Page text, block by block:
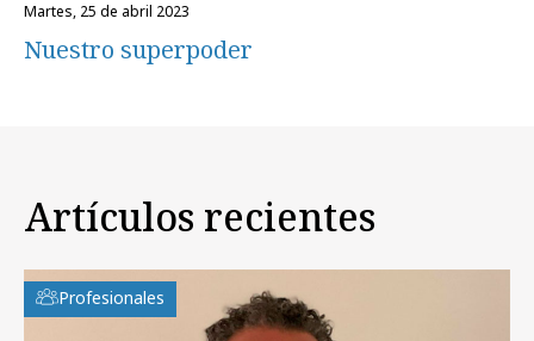
martes, 25 de abril 2023
Nuestro superpoder
Artículos recientes
Profesionales